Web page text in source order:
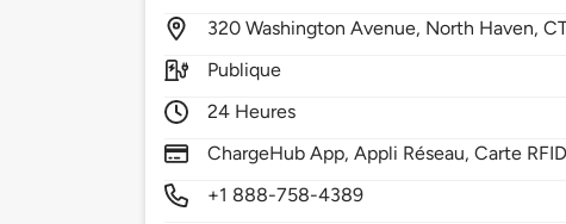
320Washington Avenue, North Haven,
Publique
24 Heures
ChargeHub App, Appli Réseau, Carte
+1 888-758-4389